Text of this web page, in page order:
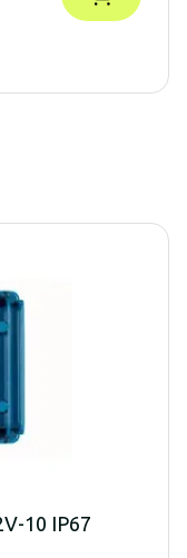
10 IP67